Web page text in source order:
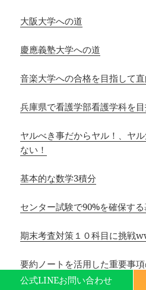
公式LINEお問い合わせ
大阪大学への道
慶應義塾大学への道
音楽大学への合格を目指して
兵庫県で看護学部看護学科を
ヤルべき事だからヤル！、ヤ
ない！
基本的な数学3積分
センター試験で90%を確保す
期末考査対策１０科目に挑戦
要約ノートを活用した重要事